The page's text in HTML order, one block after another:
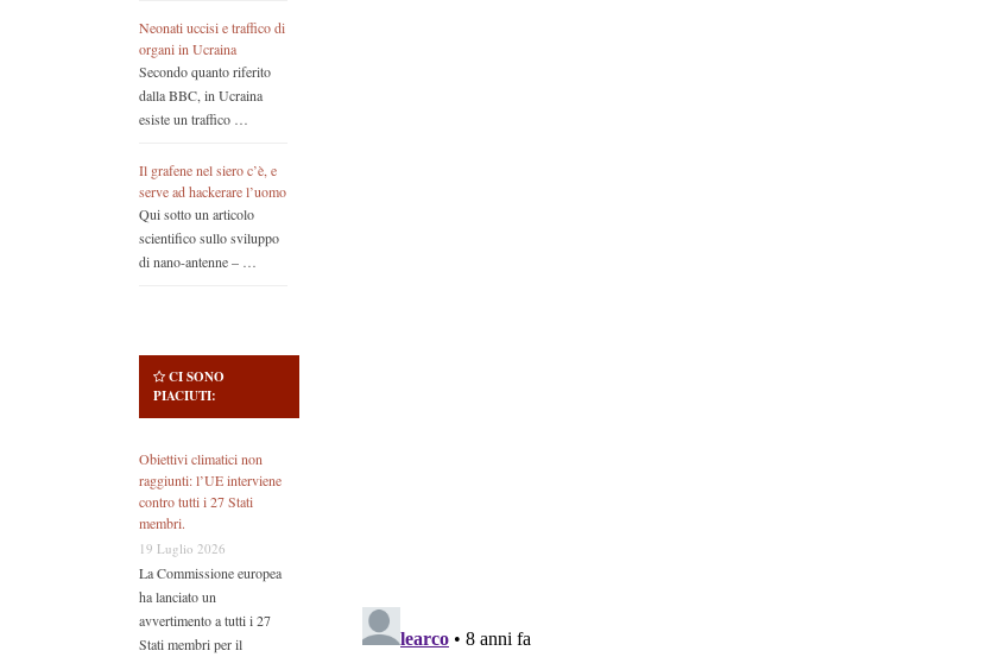
Neonati uccisi e traffico di
organi in Ucraina
Secondo quanto riferito
dalla BBC, in Ucraina
esiste un traffico …
Il grafene nel siero c’è, e
serve ad hackerare l’uomo
Qui sotto un articolo
scientifico sullo sviluppo
di nano-antenne – …
CI SONO
PIACIUTI:
Obiettivi climatici non
raggiunti: l’UE interviene
contro tutti i 27 Stati
membri.
19 Luglio 2026
La Commissione europea
ha lanciato un
avvertimento a tutti i 27
Stati membri per il